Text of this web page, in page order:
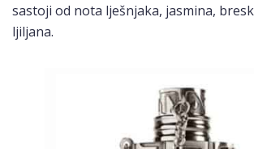
sastoji od nota lješnjaka, jasmina,
ljiljana.